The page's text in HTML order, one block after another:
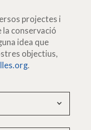
projectes i
la conservació
idea que
objectius,
.